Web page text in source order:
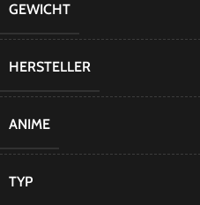
GEWICHT
HERSTELLER
ANIME
TYP